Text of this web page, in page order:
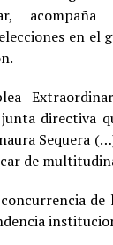
acompaña
en el
directiva
Sequera
de